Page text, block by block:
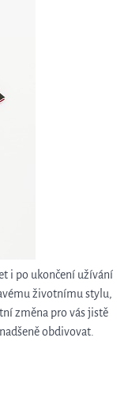
i po ukončení užívání
životnímu stylu,
změna pro vás jistě
obdivovat.